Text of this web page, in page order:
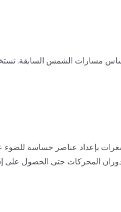
أساس مسارات الشمس السابقة.
عناصر حساسة للضوء على
دوران المحركات حتى الحصول